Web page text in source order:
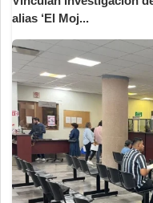
alias ‘El Moj...